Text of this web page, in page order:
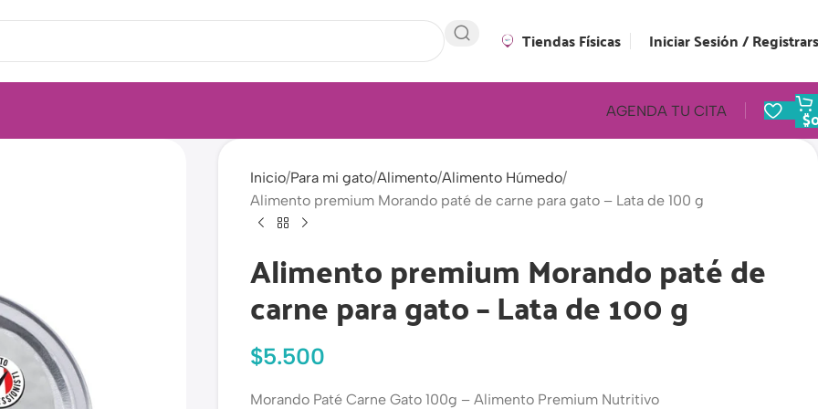
Tiendas Físicas Iniciar Sesión /
AGENDA TU CITA $
Inicio Para mi gato Alimento Alimento Húmedo
Alimento premium Morando paté de carne para gato – Lata de 100 g
Alimento premium Morando paté de
carne para gato – Lata de 100 g
$5.500
Morando Paté Carne Gato 100g – Alimento Premium Nutritivo